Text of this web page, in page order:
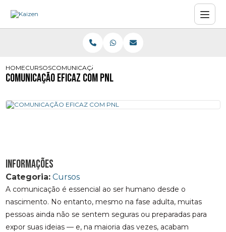
HOMECURSOSCOMUNICAÇÃO EFICAZ COM PNL
COMUNICAÇÃO EFICAZ COM PNL
Informações
Categoria: Cursos
A comunicação é essencial ao ser humano desde o
nascimento. No entanto, mesmo na fase adulta, muitas
pessoas ainda não se sentem seguras ou preparadas para
expor suas ideias — e, na maioria das vezes, acabam